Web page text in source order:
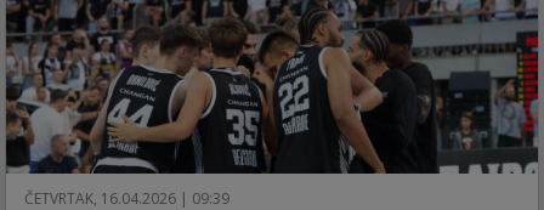
ČETVRTAK, 16.04.2026 | 09:39